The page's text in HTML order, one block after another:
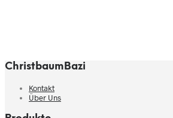
ChristbaumBazi
Kontakt
Über Uns